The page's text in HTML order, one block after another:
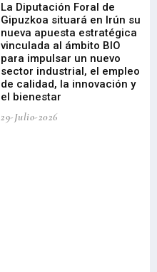
La Diputación Foral de
Gipuzkoa situará en Irún su
nueva apuesta estratégica
vinculada al ámbito BIO
para impulsar un nuevo
sector industrial, el empleo
de calidad, la innovación y
el bienestar
29-Julio-2026